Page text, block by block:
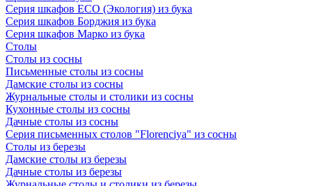
Серия шкафов ECO (Экология) из бука
Серия шкафов Борджия из бука
Серия шкафов Марко из бука
Столы
Столы из сосны
Письменные столы из сосны
Дамские столы из сосны
Журнальные столы и столики из сосны
Кухонные столы из сосны
Дачные столы из сосны
Серия письменных столов "Florenciya" из сосны
Столы из березы
Дамские столы из березы
Дачные столы из березы